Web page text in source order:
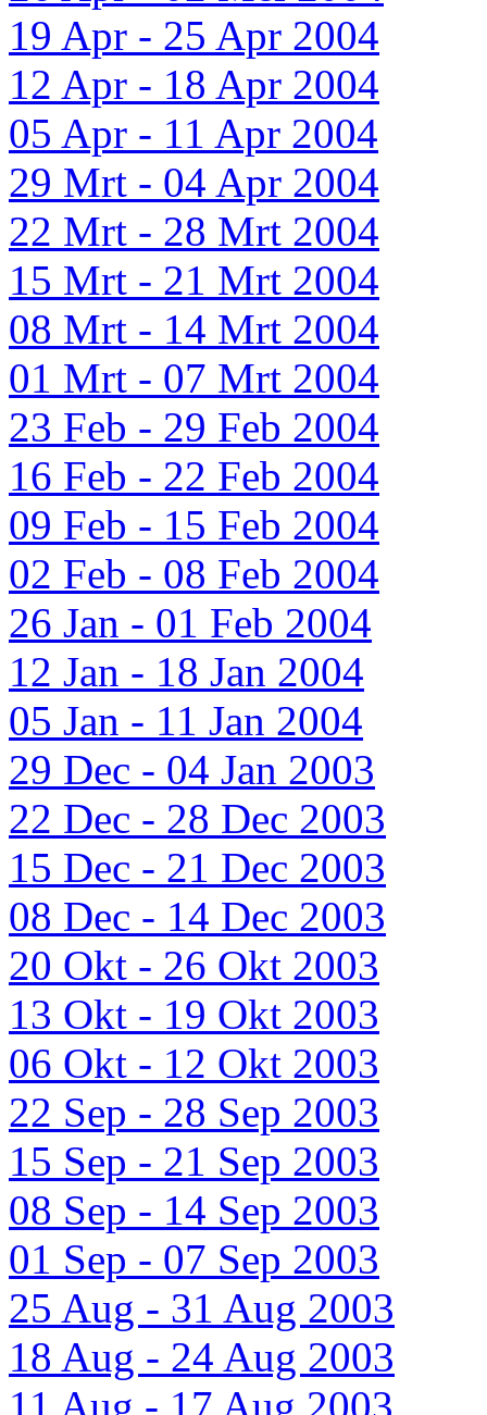
19 Apr - 25 Apr 2004
12 Apr - 18 Apr 2004
05 Apr - 11 Apr 2004
29 Mrt - 04 Apr 2004
22 Mrt - 28 Mrt 2004
15 Mrt - 21 Mrt 2004
08 Mrt - 14 Mrt 2004
01 Mrt - 07 Mrt 2004
23 Feb - 29 Feb 2004
16 Feb - 22 Feb 2004
09 Feb - 15 Feb 2004
02 Feb - 08 Feb 2004
26 Jan - 01 Feb 2004
12 Jan - 18 Jan 2004
05 Jan - 11 Jan 2004
29 Dec - 04 Jan 2003
22 Dec - 28 Dec 2003
15 Dec - 21 Dec 2003
08 Dec - 14 Dec 2003
20 Okt - 26 Okt 2003
13 Okt - 19 Okt 2003
06 Okt - 12 Okt 2003
22 Sep - 28 Sep 2003
15 Sep - 21 Sep 2003
08 Sep - 14 Sep 2003
01 Sep - 07 Sep 2003
25 Aug - 31 Aug 2003
18 Aug - 24 Aug 2003
11 Aug - 17 Aug 2003